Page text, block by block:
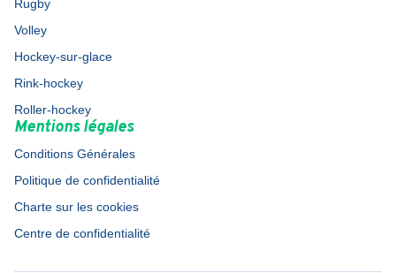
Rugby
Volley
Hockey-sur-glace
Rink-hockey
Roller-hockey
Mentions légales
Conditions Générales
Politique de confidentialité
Charte sur les cookies
Centre de confidentialité